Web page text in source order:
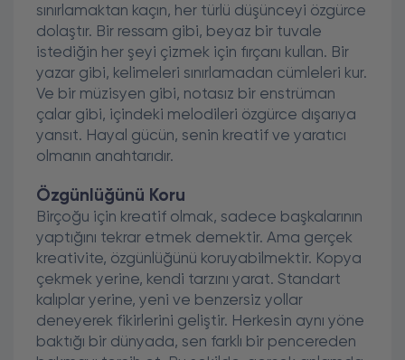
sınırlamaktan kaçın, her türlü düşünceyi özgürce
dolaştır. Bir ressam gibi, beyaz bir tuvale
istediğin her şeyi çizmek için fırçanı kullan. Bir
yazar gibi, kelimeleri sınırlamadan cümleleri kur.
Ve bir müzisyen gibi, notasız bir enstrüman
çalar gibi, içindeki melodileri özgürce dışarıya
yansıt. Hayal gücün, senin kreatif ve yaratıcı
olmanın anahtarıdır.
Özgünlüğünü Koru
Birçoğu için kreatif olmak, sadece başkalarının
yaptığını tekrar etmek demektir. Ama gerçek
kreativite, özgünlüğünü koruyabilmektir. Kopya
çekmek yerine, kendi tarzını yarat. Standart
kalıplar yerine, yeni ve benzersiz yollar
deneyerek fikirlerini geliştir. Herkesin aynı yöne
baktığı bir dünyada, sen farklı bir pencereden